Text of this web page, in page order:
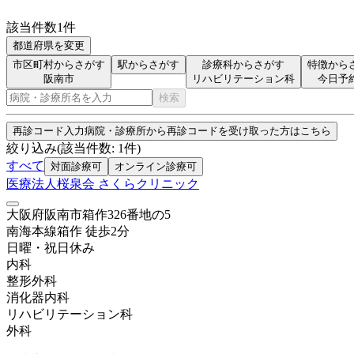
該当件数1件
都道府県を変更
市区町村からさがす
阪南市
駅からさがす
診療科からさがす
リハビリテーション科
特徴から
今日予
検索
再診コード入力病院・診療所から再診コードを受け取った方はこちら
絞り込み(該当件数: 1件)
すべて
対面診療可 オンライン診療可
医療法人桜泉会 さくらクリニック
大阪府阪南市箱作326番地の5
南海本線箱作 徒歩2分
日曜・祝日 休み
内科
整形外科
消化器内科
リハビリテーション科
外科